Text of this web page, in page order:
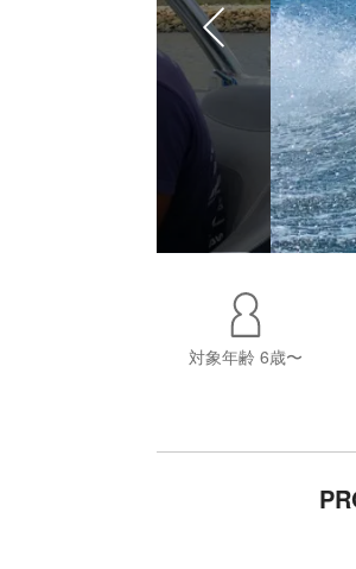
対象年齢 6歳〜